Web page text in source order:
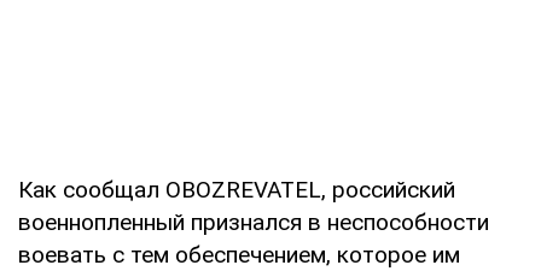
Как сообщал OBOZREVATEL, российский
военнопленный признался в неспособности
воевать с тем обеспечением, которое им